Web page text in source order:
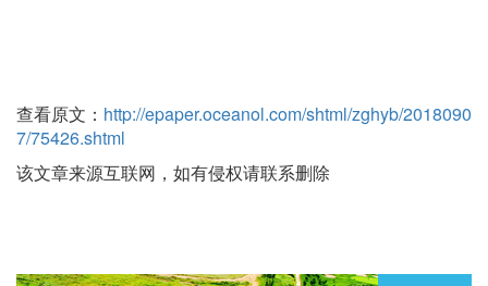
查看原文： http://epaper.oceanol.com/shtml/zghyb/2018090
7/75426.shtml
该文章来源互联网，如有侵权请联系删除